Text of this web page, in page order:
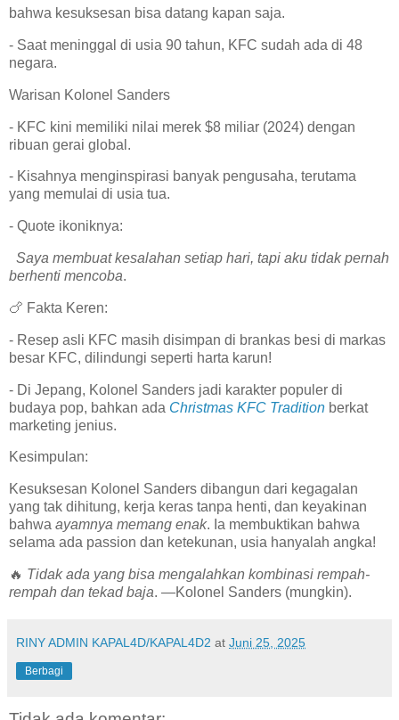
bahwa kesuksesan bisa datang kapan saja.
- Saat meninggal di usia 90 tahun, KFC sudah ada di 48
negara.
Warisan Kolonel Sanders
- KFC kini memiliki nilai merek $8 miliar (2024) dengan
ribuan gerai global.
- Kisahnya menginspirasi banyak pengusaha, terutama
yang memulai di usia tua.
- Quote ikoniknya:
Saya membuat kesalahan setiap hari, tapi aku tidak pernah
berhenti mencoba.
🍗 Fakta Keren:
- Resep asli KFC masih disimpan di brankas besi di markas
besar KFC, dilindungi seperti harta karun!
- Di Jepang, Kolonel Sanders jadi karakter populer di
budaya pop, bahkan ada Christmas KFC Tradition berkat
marketing jenius.
Kesimpulan:
Kesuksesan Kolonel Sanders dibangun dari kegagalan
yang tak dihitung, kerja keras tanpa henti, dan keyakinan
bahwa ayamnya memang enak. Ia membuktikan bahwa
selama ada passion dan ketekunan, usia hanyalah angka!
🔥 Tidak ada yang bisa mengalahkan kombinasi rempah-
rempah dan tekad baja. —Kolonel Sanders (mungkin).
RINY ADMIN KAPAL4D/KAPAL4D2 at Juni 25, 2025
Berbagi